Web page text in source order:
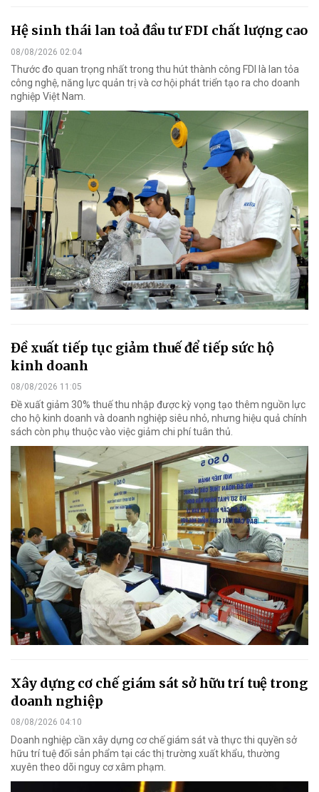
Hệ sinh thái lan toả đầu tư FDI chất lượng cao
08/08/2026 02:04
Thước đo quan trọng nhất trong thu hút thành công FDI là lan tỏa
công nghệ, năng lực quản trị và cơ hội phát triển tạo ra cho doanh
nghiệp Việt Nam.
Đề xuất tiếp tục giảm thuế để tiếp sức hộ
kinh doanh
08/08/2026 11:05
Đề xuất giảm 30% thuế thu nhập được kỳ vọng tạo thêm nguồn lực
cho hộ kinh doanh và doanh nghiệp siêu nhỏ, nhưng hiệu quả chính
sách còn phụ thuộc vào việc giảm chi phí tuân thủ.
Xây dựng cơ chế giám sát sở hữu trí tuệ trong
doanh nghiệp
08/08/2026 04:10
Doanh nghiệp cần xây dựng cơ chế giám sát và thực thi quyền sở
hữu trí tuệ đối sản phẩm tại các thị trường xuất khẩu, thường
xuyên theo dõi nguy cơ xâm phạm.